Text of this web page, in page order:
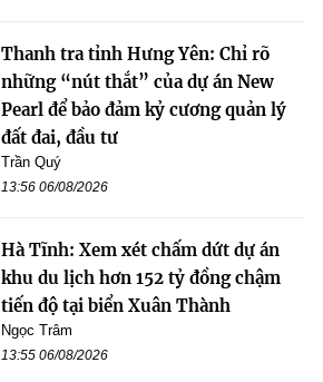
Thanh tra tỉnh Hưng Yên: Chỉ rõ
những “nút thắt” của dự án New
Pearl để bảo đảm kỷ cương quản lý
đất đai, đầu tư
Trần Quý
13:56 06/08/2026
Hà Tĩnh: Xem xét chấm dứt dự án
khu du lịch hơn 152 tỷ đồng chậm
tiến độ tại biển Xuân Thành
Ngọc Trâm
13:55 06/08/2026